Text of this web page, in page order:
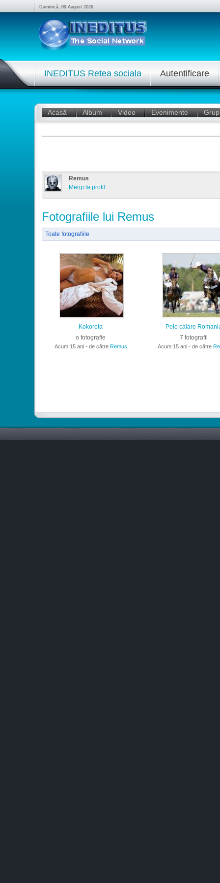
Duminică, 09 August 2026
INEDITUS Retea sociala Autentificare
Acasă Album Video Evenimente
Remus
Mergi la profil
Fotografiile lui Remus
Toate fotografiile
Kokoreta
o fotografie
Acum 15 ani - de către Remus
Polo calare
7 fotografii
Acum 15 ani - de către